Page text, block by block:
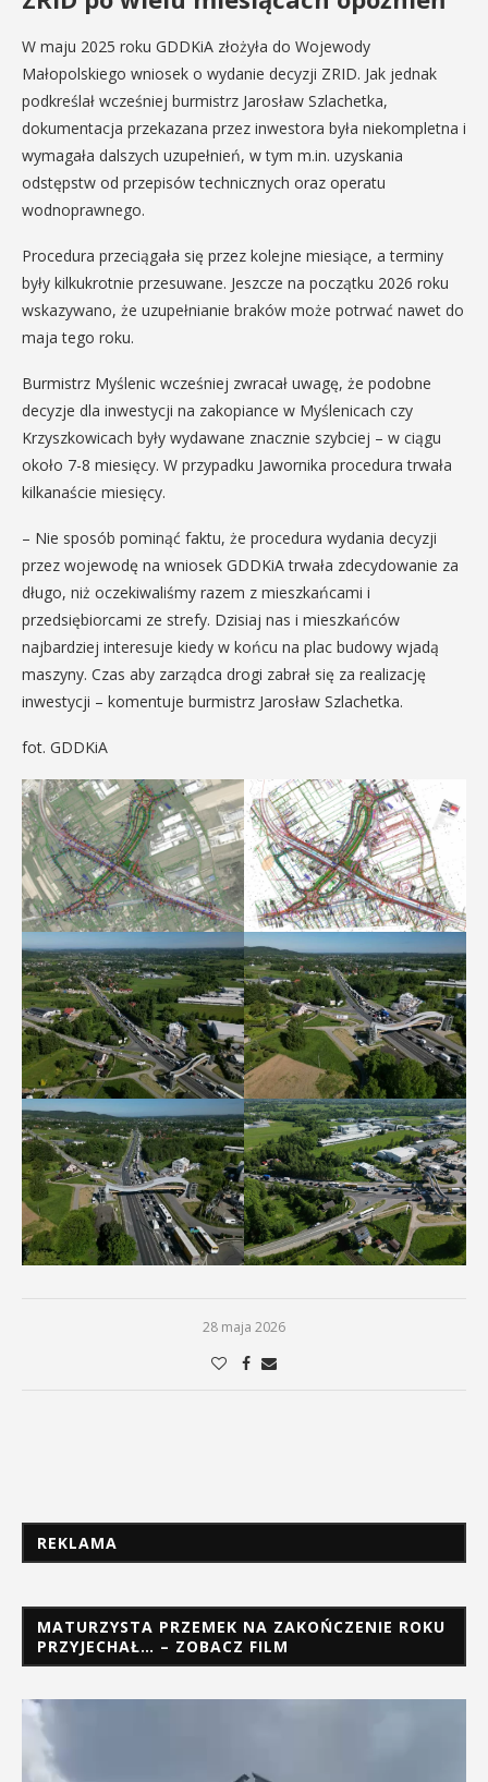
W maju 2025 roku GDDKiA złożyła do Wojewody
Małopolskiego wniosek o wydanie decyzji ZRID. Jak jednak
podkreślał wcześniej burmistrz Jarosław Szlachetka,
dokumentacja przekazana przez inwestora była niekompletna i
wymagała dalszych uzupełnień, w tym m.in. uzyskania
odstępstw od przepisów technicznych oraz operatu
wodnoprawnego.
Procedura przeciągała się przez kolejne miesiące, a terminy
były kilkukrotnie przesuwane. Jeszcze na początku 2026 roku
wskazywano, że uzupełnianie braków może potrwać nawet do
maja tego roku.
Burmistrz Myślenic wcześniej zwracał uwagę, że podobne
decyzje dla inwestycji na zakopiance w Myślenicach czy
Krzyszkowicach były wydawane znacznie szybciej – w ciągu
około 7-8 miesięcy. W przypadku Jawornika procedura trwała
kilkanaście miesięcy.
– Nie sposób pominąć faktu, że procedura wydania decyzji
przez wojewodę na wniosek GDDKiA trwała zdecydowanie za
długo, niż oczekiwaliśmy razem z mieszkańcami i
przedsiębiorcami ze strefy. Dzisiaj nas i mieszkańców
najbardziej interesuje kiedy w końcu na plac budowy wjadą
maszyny. Czas aby zarządca drogi zabrał się za realizację
inwestycji – komentuje burmistrz Jarosław Szlachetka.
fot. GDDKiA
28 maja 2026
REKLAMA
MATURZYSTA PRZEMEK NA ZAKOŃCZENIE ROKU
PRZYJECHAŁ… – ZOBACZ FILM
Odtwarzacz